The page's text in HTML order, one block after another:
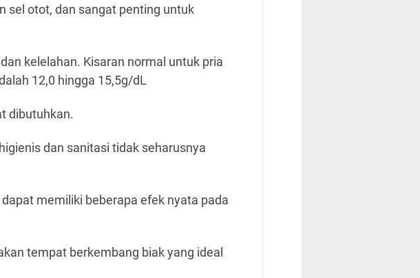
sel otot, dan sangat penting untuk
kelelahan. Kisaran normal untuk pria
12,0 hingga 15,5g/dL
dibutuhkan.
dan sanitasi tidak seharusnya
memiliki beberapa efek nyata pada
tempat berkembang biak yang ideal